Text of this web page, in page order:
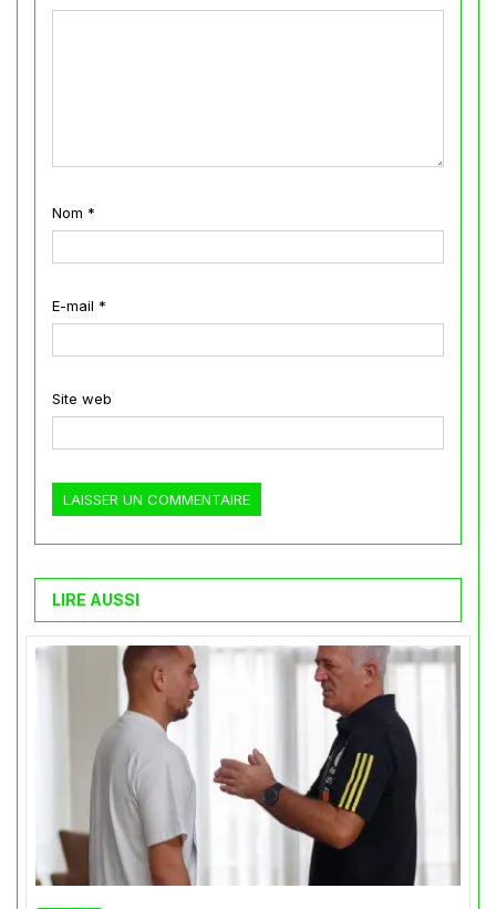
Nom *
E-mail *
Site web
LIRE AUSSI